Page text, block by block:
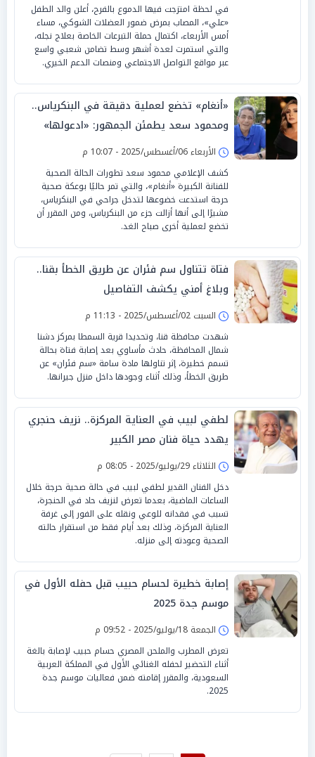
في لحظة امتزجت فيها الدموع بالفرح، أعلن والد الطفل
«علي»، المصاب بمرض ضمور العضلات الشوكي، مساء
أمس الأربعاء، اكتمال حملة التبرعات الخاصة بعلاج نجله،
والتي استمرت لعدة أشهر وسط تضامن شعبي واسع
عبر مواقع التواصل الاجتماعي ومنصات الدعم الخيري.
«أنغام» تخضع لعملية دقيقة في البنكرياس..
ومحمود سعد يطمئن الجمهور: «ادعولها»
الأربعاء 06/أغسطس/2025 - 10:07 م
كشف الإعلامي محمود سعد تطورات الحالة الصحية
للفنانة الكبيرة «أنغام»، والتي تمر حاليًا بوعكة صحية
حرجة استدعت خضوعها لتدخل جراحي في البنكرياس،
مشيرًا إلى أنها أزالت جزء من البنكرياس، ومن المقرر أن
تخضع لعملية أخرى صباح الغد.
فتاة تتناول سم فئران عن طريق الخطأ بقنا..
وبلاغ أمني يكشف التفاصيل
السبت 02/أغسطس/2025 - 11:13 م
شهدت محافظة قنا، وتحديدا قرية السمطا بمركز دشنا
شمال المحافظة، حادث مأساوي بعد إصابة فتاة بحالة
تسمم خطيرة، إثر تناولها مادة سامة «سم فئران» عن
طريق الخطأ، وذلك أثناء وجودها داخل منزل جيرانها.
لطفي لبيب في العناية المركزة.. نزيف حنجري
يهدد حياة فنان مصر الكبير
الثلاثاء 29/يوليو/2025 - 08:05 م
دخل الفنان القدير لطفي لبيب في حالة صحية حرجة خلال
الساعات الماضية، بعدما تعرض لنزيف حاد في الحنجرة،
تسبب في فقدانه للوعي ونقله على الفور إلى غرفة
العناية المركزة، وذلك بعد أيام فقط من استقرار حالته
الصحية وعودته إلى منزله.
إصابة خطيرة لحسام حبيب قبل حفله الأول في
موسم جدة 2025
الجمعة 18/يوليو/2025 - 09:52 م
تعرض المطرب والملحن المصري حسام حبيب لإصابة بالغة
أثناء التحضير لحفله الغنائي الأول في المملكة العربية
السعودية، والمقرر إقامته ضمن فعاليات موسم جدة
2025.